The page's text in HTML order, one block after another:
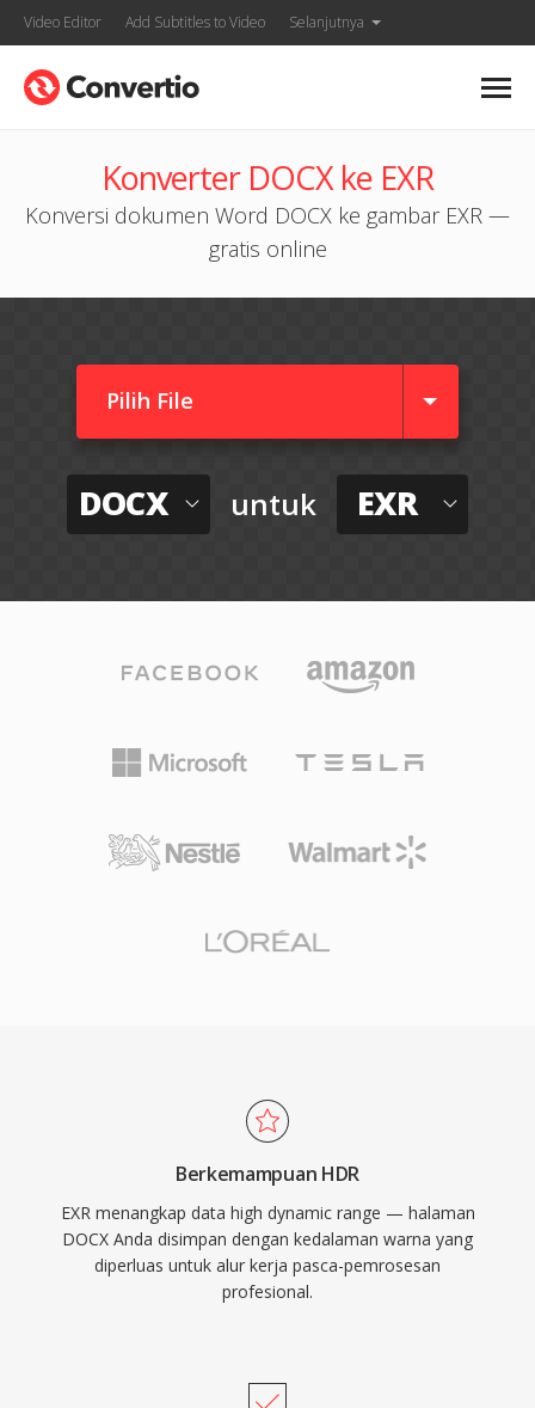
Video Editor Add Subtitles to Video Selanjutnya
Konverter DOCX ke EXR
Konversi dokumen Word DOCX ke gambar EXR —
gratis online
Pilih File
DOCX untuk EXR
Berkemampuan HDR
EXR menangkap data high dynamic range — halaman
DOCX Anda disimpan dengan kedalaman warna yang
diperluas untuk alur kerja pasca-pemrosesan
profesional.